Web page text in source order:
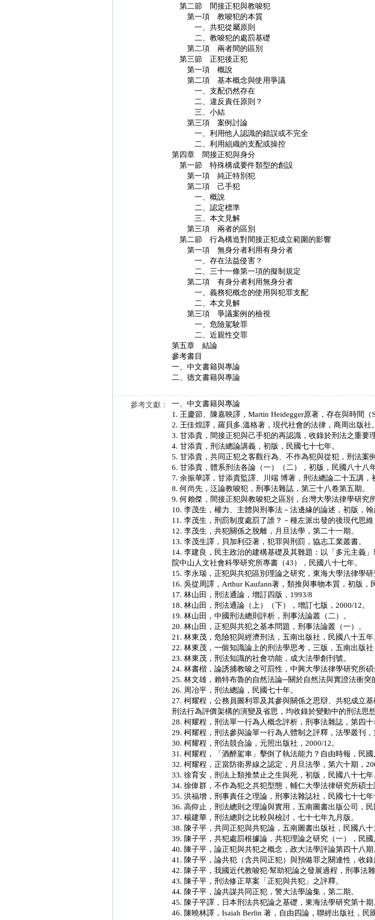
第二節 間接正犯與教唆
第一項 教唆犯的本質
一、共犯從屬原則
二、教唆犯的處罰基礎
第二項 兩者間的區別
第三節 正犯後正犯
第一項 概說
第二項 基本概念與使用爭
一、支配仍然存在
二、違反責任原則？
三、小結
第三項 案例討論
一、利用他人認識的錯誤或不完
二、利用組織的支配或操
第四章 間接正犯與身分
第一節 特殊構成要件類型的創
第一項 純正特別犯
第二項 己手犯
一、概說
二、認定標準
三、本文見解
第三項 兩者的區別
第二節 行為構造對間接正犯成立範圍的影
第一項 無身分者利用有身分
一、存在法益侵害？
二、三十一條第一項的擬制規
第二項 有身分者利用無身分
一、義務犯概念的使用與犯罪支
二、本文見解
第三項 爭議案例的檢視
一、危險駕駛罪
二、近親性交罪
第五章 結論
參考書目
一、中文書籍與專論
二、德文書籍與專論
參考文獻：
一、中文書籍與專論
1. 王慶節、陳嘉映譯，Martin Heidegger原著，存在與時間
2. 王佳煌譯，羅貝多.溫格著，現代社會的法律，商周出版社。
3. 甘添貴，間接正犯與己手犯的再認識，收錄於刑法之重要
4. 甘添貴，刑法總論講義，初版，民國七十七年。
5. 甘添貴，共同正犯之客觀行為、不作為犯與從犯，刑法案
6. 甘添貴，體系刑法各論（一）（二），初版，民國八十八年
7. 余振華譯，甘添貴監譯、川端 博著，刑法總論二十五講，
8. 何尚先，泛論教唆犯，刑事法雜誌，第三十八卷第五期。
9. 何賴傑，間接正犯與教唆犯之區別，台灣大學法律學研究
10. 李茂生，權力、主體與刑事法－法邊緣的論述，初版，翰
11. 李茂生，刑罰制度處罰了誰？－種左派出發的後現代思
12. 李茂生，共犯關係之脫離，月旦法學，第二十一期。
13. 李茂生譯，貝加利亞著，犯罪與刑罰，協志工業叢書。
14. 李建良，民主政治的建構基礎及其難題：以「多元主義
院中山人文社會科學研究所專書（43），民國八十七年。
15. 李永瑞，正犯與共犯區別理論之研究，東海大學法律學研
16. 吳從周譯，Arthur Kaufann著，類推與事物本質，初版，
17. 林山田，刑法通論，增訂四版，1993/8
18. 林山田，刑法通論（上）（下），增訂七版，2000/12。
19. 林山田，中國刑法總則評析，刑事法論叢（二）。
20. 林山田，正犯與共犯之基本問題，刑事法論叢（一）。
21. 林東茂，危險犯與經濟刑法，五南出版社，民國八十五年
22. 林東茂，一個知識論上的刑法學思考，三版，五南出版社
23. 林東茂，刑法知識的社會功能，成大法學創刊號。
24. 林書楷，論誘捕教唆之可罰性，中興大學法律學研究所碩
25. 林文雄，賴特布魯的自然法論─關於自然法與實證法衝突
26. 周冶平，刑法總論，民國七十年。
27. 柯耀程，公務員圖利罪及其參與關係之思辯、共犯成立
刑法行為評價架構的演變及省思，均收錄於變動中的刑法思想
28. 柯耀程，刑法單一行為人概念評析，刑事法雜誌，第四十
29. 柯耀程，刑法參與論單一行為人體制之評釋，法學叢刊，
30. 柯耀程，刑法競合論，元照出版社，2000/12。
31. 柯耀程，「酒醉駕車」擊倒了執法能力？自由時報，民國
32. 柯耀程，正當防衛界線之認定，月旦法學，第六十期，
33. 徐育安，刑法上類推禁止之生與死，初版，民國八十七年
34. 徐偉群，不作為犯之共犯型態，輔仁大學法律研究所碩士
35. 洪福增，刑事責任之理論，刑事法雜誌社，民國七十七年
36. 高仰止，刑法總則之理論與實用，五南圖書出版公司，民
37. 楊建華，刑法總則之比較與檢討，七十七年九月版。
38. 陳子平，共同正犯與共犯論，五南圖書出版社，民國八十
39. 陳子平，共犯處罰根據論，共犯理論之研究（一），民國
40. 陳子平，論正犯與共犯之概念，政大法學評論第四十八期
41. 陳子平，論共犯（含共同正犯）與預備罪之關連性，收
42. 陳子平，我國近代教唆犯‧幫助犯論之發展過程，刑事法
43. 陳子平，刑法修正草案「正犯與共犯」之評釋。
44. 陳子平，論共謀共同正犯，警大法學論集，第二期。
45. 陳子平譯，日本刑法共犯論之基礎，東海法學研究第十期
46. 陳曉林譯，Isaiah Berlin 著，自由四論，聯經出版社，民